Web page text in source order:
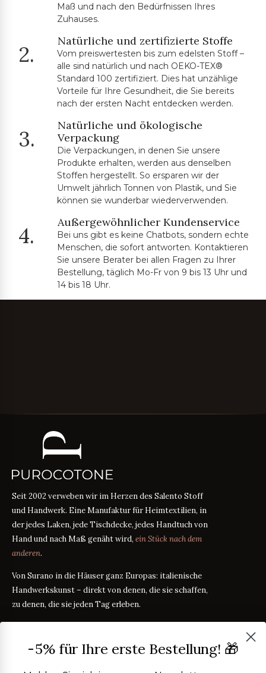
Maß und nach den Bedürfnissen Ihres
Zuhauses.
2.
Natürliche und zertifizierte Stoffe
Vom preiswertesten bis zum edelsten Stoff –
alle sind natürlich und nach OEKO-TEX®
Standard 100 zertifiziert. Dies hat unzählige
Vorteile für Ihre Gesundheit, die Sie bereits
nach der ersten Nacht entdecken werden.
3.
Natürliche und ökologische
Verpackung
Die Verpackungen, in denen Sie unsere
Produkte erhalten, werden aus denselben
Stoffen hergestellt. So ersparen wir der
Umwelt jährlich Tonnen von Plastik, und Sie
können sie wunderbar wiederverwenden.
4.
Außergewöhnlicher Kundenservice
Bei uns gibt es keine Chatbots, sondern echte
Menschen, die sofort antworten. Kontaktieren
Sie unsere Berater bei allen Fragen zu Ihrer
Bestellung, täglich Mo-Fr von 9 bis 13 Uhr und
14 bis 18 Uhr.
Seit 2002 verweben wir im Herzen des Salento Stoff
und Handwerk. Eine Manufaktur für Heimtextilien, in
der jedes Laken, jede Tischdecke, jedes Handtuch von
Hand und nach Maß genäht wird, ein Stück nach dem
anderen.
Von Surano in die Häuser ganz Europas: italienische
Handwerkskunst – direkt von denen, die sie schaffen,
zu denen, die sie jeden Tag erleben.
PRODUKTE
-5% für Ihre erste Bestellung! 🎁